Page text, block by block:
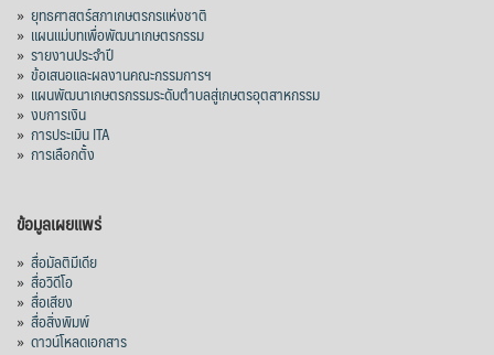
» ยุทธศาสตร์สภาเกษตรกรแห่งชาติ
» แผนแม่บทเพื่อพัฒนาเกษตรกรรม
» รายงานประจำปี
» ข้อเสนอและผลงานคณะกรรมการฯ
» แผนพัฒนาเกษตรกรรมระดับตำบลสู่เกษตรอุตสาหกรรม
» งบการเงิน
» การประเมิน ITA
» การเลือกตั้ง
ข้อมูลเผยแพร่
» สื่อมัลติมีเดีย
» สื่อวิดีโอ
» สื่อเสียง
» สื่อสิ่งพิมพ์
» ดาวน์โหลดเอกสาร